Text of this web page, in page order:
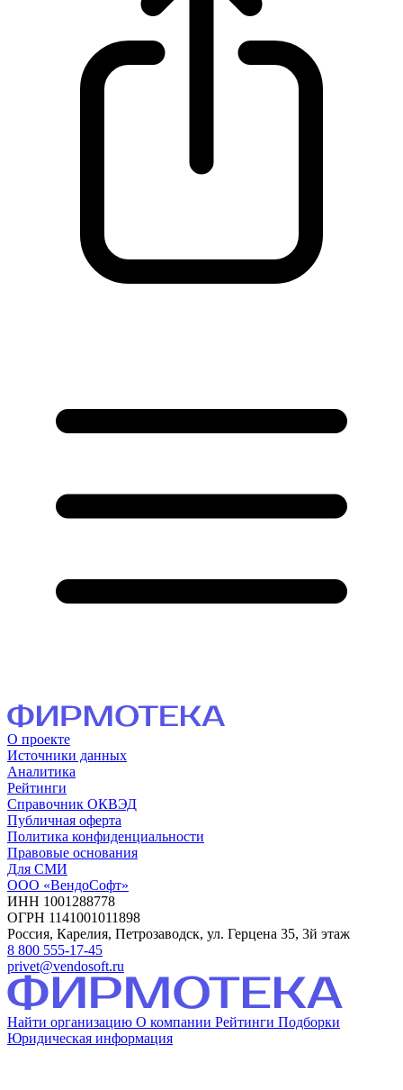
О проекте
Источники данных
Аналитика
Рейтинги
Справочник ОКВЭД
Публичная оферта
Политика конфиденциальности
Правовые основания
Для СМИ
ООО «ВендоСофт»
ИНН 1001288778
ОГРН 1141001011898
Россия, Карелия, Петрозаводск, ул. Герцена 35, 3й этаж
8 800 555-17-45
privet@vendosoft.ru
Найти организацию О компании Рейтинги Подборки
Юридическая информация